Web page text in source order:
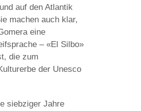
auf den Atlantik
machen auch klar,
eine
– «El Silbo»
die zum
der Unesco
siebziger Jahre